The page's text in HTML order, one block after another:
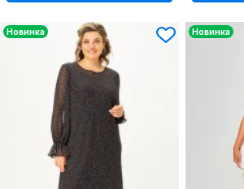
Новинка Новинка